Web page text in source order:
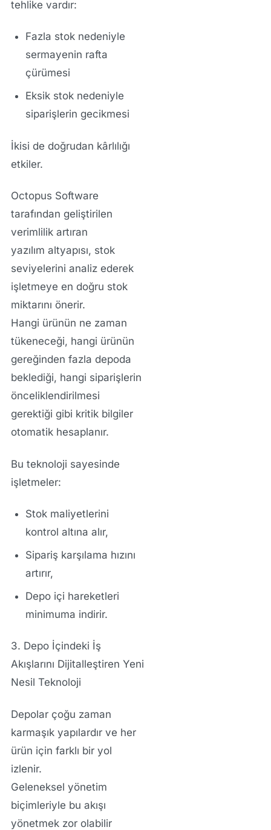
tehlike vardır:
Fazla stok nedeniyle
sermayenin rafta
çürümesi
Eksik stok nedeniyle
siparişlerin gecikmesi
İkisi de doğrudan kârlılığı
etkiler.
Octopus Software
tarafından geliştirilen
verimlilik artıran
yazılım altyapısı, stok
seviyelerini analiz ederek
işletmeye en doğru stok
miktarını önerir.
Hangi ürünün ne zaman
tükeneceği, hangi ürünün
gereğinden fazla depoda
beklediği, hangi siparişlerin
önceliklendirilmesi
gerektiği gibi kritik bilgiler
otomatik hesaplanır.
Bu teknoloji sayesinde
işletmeler:
Stok maliyetlerini
kontrol altına alır,
Sipariş karşılama hızını
artırır,
Depo içi hareketleri
minimuma indirir.
3. Depo İçindeki İş
Akışlarını Dijitalleştiren Yeni
Nesil Teknoloji
Depolar çoğu zaman
karmaşık yapılardır ve her
ürün için farklı bir yol
izlenir.
Geleneksel yönetim
biçimleriyle bu akışı
yönetmek zor olabilir